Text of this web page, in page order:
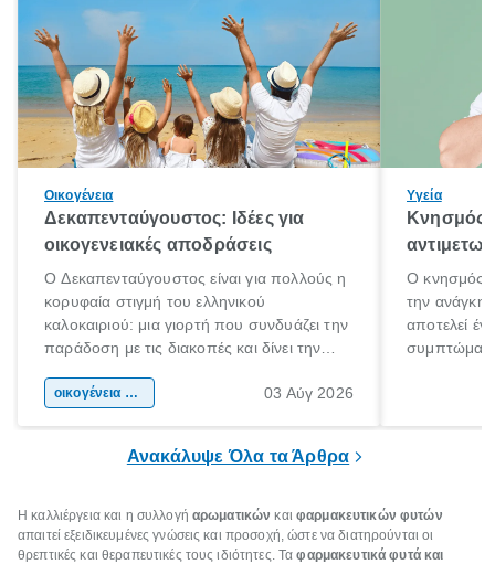
Οικογένεια
Δεκαπενταύγουστος: Ιδέες για
οικογενειακές αποδράσεις
Ο Δεκαπενταύγουστος είναι για πολλούς η
κορυφαία στιγμή του ελληνικού
καλοκαιριού: μια γιορτή που συνδυάζει την
παράδοση με τις διακοπές και δίνει την
χώρας. Είτε πρόκειται για λίγες μέρες
οικογένεια & παιδί 03 Αύγ 2026
Υγεία
Κνησμός:
Ο κνησμός
την ανάγκη
αποτελεί
Ανακάλυψε Όλα τα Άρθρα
Η καλλιέργεια και η συλλογή αρωματικών καιφαρμακευτικών φυτών
απαιτεί εξειδικευμένες γνώσεις και προσοχή, ώστε να διατηρούνται οι
θρεπτικές και θεραπευτικές τους ιδιότητες. Ταφαρμακευτικά φυτά και